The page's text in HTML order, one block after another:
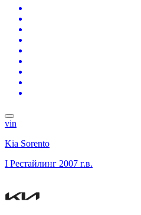
vin
Kia Sorento
I Рестайлинг 2007 г.в.